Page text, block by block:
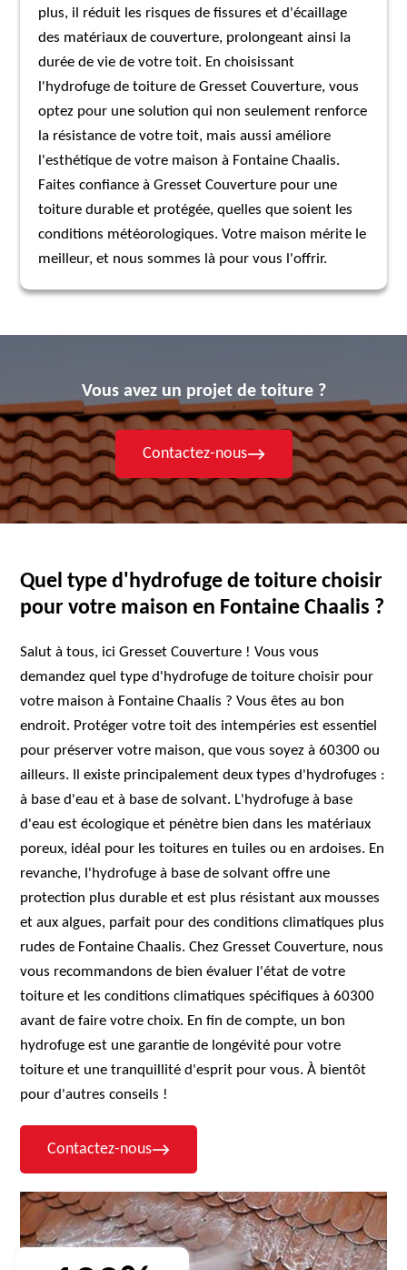
plus, il réduit les risques de fissures et d'écaillage
des matériaux de couverture, prolongeant ainsi la
durée de vie de votre toit. En choisissant
l'hydrofuge de toiture de Gresset Couverture, vous
optez pour une solution qui non seulement renforce
la résistance de votre toit, mais aussi améliore
l'esthétique de votre maison à Fontaine Chaalis.
Faites confiance à Gresset Couverture pour une
toiture durable et protégée, quelles que soient les
conditions météorologiques. Votre maison mérite le
meilleur, et nous sommes là pour vous l'offrir.
Vous avez un projet de toiture ?
Contactez-nous
Quel type d'hydrofuge de toiture choisir
pour votre maison en Fontaine Chaalis ?
Salut à tous, ici Gresset Couverture ! Vous vous
demandez quel type d'hydrofuge de toiture choisir pour
votre maison à Fontaine Chaalis ? Vous êtes au bon
endroit. Protéger votre toit des intempéries est essentiel
pour préserver votre maison, que vous soyez à 60300 ou
ailleurs. Il existe principalement deux types d'hydrofuges :
à base d'eau et à base de solvant. L'hydrofuge à base
d'eau est écologique et pénètre bien dans les matériaux
poreux, idéal pour les toitures en tuiles ou en ardoises. En
revanche, l'hydrofuge à base de solvant offre une
protection plus durable et est plus résistant aux mousses
et aux algues, parfait pour des conditions climatiques plus
rudes de Fontaine Chaalis. Chez Gresset Couverture, nous
vous recommandons de bien évaluer l'état de votre
toiture et les conditions climatiques spécifiques à 60300
avant de faire votre choix. En fin de compte, un bon
hydrofuge est une garantie de longévité pour votre
toiture et une tranquillité d'esprit pour vous. À bientôt
pour d'autres conseils !
Contactez-nous